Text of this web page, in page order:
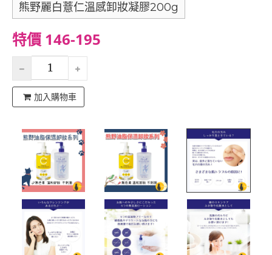
熊野麗白薏仁溫感卸妝凝膠200g
特價 146-195
加入購物車